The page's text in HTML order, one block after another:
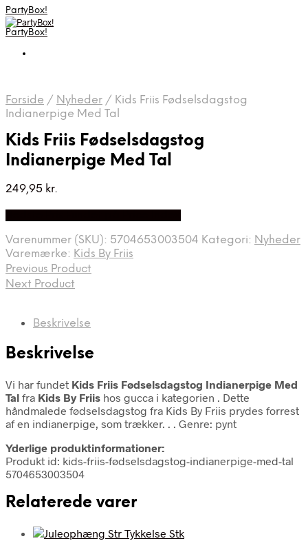
PartyBox!
PartyBox!
Forside / Nyheder / Kids Friis Fødselsdagstog
Indianerpige Med Tal
Kids Friis Fødselsdagstog
Indianerpige Med Tal
249,95 kr.
Varenummer (SKU): 5704653003504 Kategori: Nyheder
Varemærke: Kids By Friis
Previous Product
Next Product
Beskrivelse
Beskrivelse
Vi har fundet Kids Friis Fødselsdagstog Indianerpige Med
Tal fra Kids By Friis hos gucca i kategorien . Dette
håndmalede fødselsdagstog fra Kids By Friis prydes forrest
af en indianerpige, som trækker. . . Genre: pynt
Yderlige produktinformationer:
Produkt id: kids-friis-fødselsdagstog-indianerpige-med-tal
5704653003504
Relaterede varer